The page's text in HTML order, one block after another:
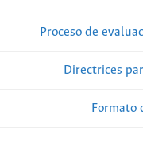
Proceso de
Directrices
Formato